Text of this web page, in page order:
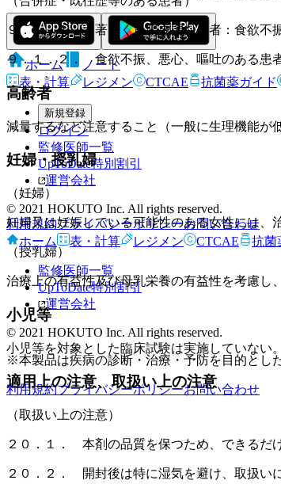
９．１．１． 著しく胃腸虚弱な患者：食欲不
９．１．２． 食欲不振、悪心、嘔吐のある患
高齢者
減量するなど注意すること（一般に生理機能が
妊婦・授乳婦
（妊婦）
妊婦又は妊娠している可能性のある女性には、
（授乳婦）
治療上の有益性及び母乳栄養の有益性を考慮し
小児等
小児等を対象とした臨床試験は実施していない。
適用上の注意、取扱い上の注意
（取扱い上の注意）
２０．１． 本剤の品質を保つため、できるだ
２０．２． 開封後は特に湿気を避け、取扱い
ホーム
ノート
表・計算
レジメン CTCAE 抗菌薬ガイド
新規登録
ログイン
監修医師一覧
UpToDate特別割引
運営会社
© 2021 HOKUTO Inc. All rights reserved.
利用規約プライバシーポリシーお問い合わせ
ホーム
表・計算 レジメン CTCAE 抗菌
監修医師一覧
UpToDate特別割引
運営会社
© 2021 HOKUTO Inc. All rights reserved.
※本製品は疾病の診断・治療・予防を目的とし
利用規約プライバシーポリシーお問い合わせ